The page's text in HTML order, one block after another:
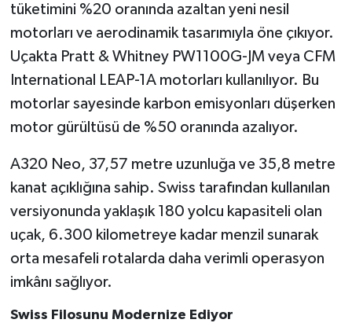
tüketimini %20 oranında azaltan yeni nesil
motorları ve aerodinamik tasarımıyla öne çıkıyor.
Uçakta Pratt & Whitney PW1100G-JM veya CFM
International LEAP-1A motorları kullanılıyor. Bu
motorlar sayesinde karbon emisyonları düşerken
motor gürültüsü de %50 oranında azalıyor.
A320 Neo, 37,57 metre uzunluğa ve 35,8 metre
kanat açıklığına sahip. Swiss tarafından kullanılan
versiyonunda yaklaşık 180 yolcu kapasiteli olan
uçak, 6.300 kilometreye kadar menzil sunarak
orta mesafeli rotalarda daha verimli operasyon
imkânı sağlıyor.
Swiss Filosunu Modernize Ediyor